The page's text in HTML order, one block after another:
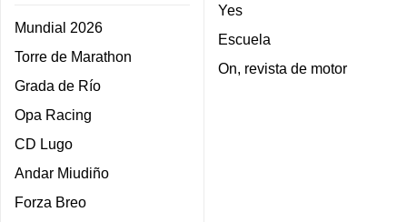
Mundial 2026
Torre de Marathon
Grada de Río
Opa Racing
CD Lugo
Andar Miudiño
Forza Breo
Yes
Escuela
On, revista de motor